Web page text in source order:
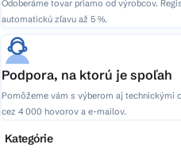
Odoberáme tovar priamo od výrobcov.
automatickú zľavu až 5 %.
Podpora, na ktorú je spoľah
Pomôžeme vám s výberom aj technickými
cez 4 000 hovorov a e-mailov.
Kategórie